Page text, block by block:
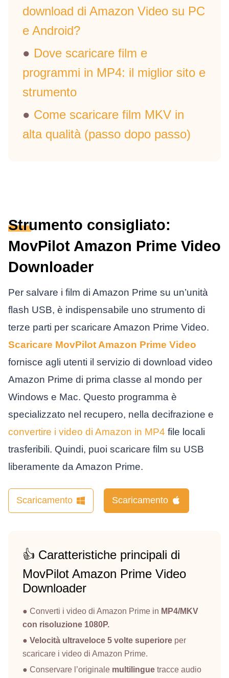
download di Amazon Video su PC
e Android?
● Dove scaricare film e
programmi in MP4: il miglior sito e
strumento
● Come scaricare film MKV in
alta qualità (passo dopo passo)
Strumento consigliato:
MovPilot Amazon Prime Video
Downloader
Per salvare i film di Amazon Prime su un’unità
flash USB, è indispensabile uno strumento di
terze parti per scaricare Amazon Prime Video.
Scaricare MovPilot Amazon Prime Video
fornisce agli utenti il servizio di download video
Amazon Prime di prima classe al mondo per
Windows e Mac. Questo programma è
specializzato nel recupero, nella decifrazione e
convertire i video di Amazon in MP4 file locali
trasferibili. Quindi, puoi scaricare film su USB
liberamente da Amazon Prime.
Scaricamento Scaricamento
👍 Caratteristiche principali di
MovPilot Amazon Prime Video
Downloader
● Converti i video di Amazon Prime in MP4/MKV
con risoluzione 1080P.
●Velocità ultraveloce 5 volte superiore per
scaricare i video di Amazon Prime.
● Conservare l’originale multilingue tracce audio